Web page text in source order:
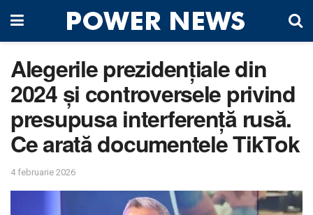
Alegerile prezidențiale din
2024 și controversele privind
presupusa interferență rusă.
Ce arată documentele TikTok
4 februarie 2026